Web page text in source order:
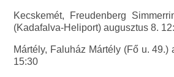
Kecskemét, Freudenberg
(Kadafalva-Heliport) augusztus 8.
Mártély, Faluház Mártély (Fő u. 49.)
15:30